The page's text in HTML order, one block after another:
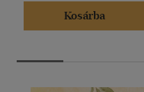
Kosárba